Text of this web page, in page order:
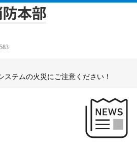
ステムの火災にご注意ください！